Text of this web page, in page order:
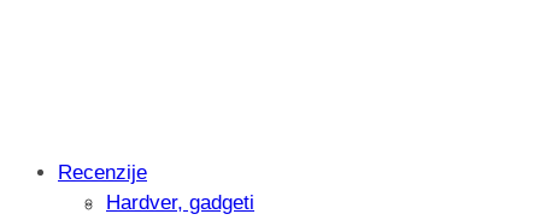
Intervju: Goran Jović, fotograf -
Recenzije
Hardver, gadgeti